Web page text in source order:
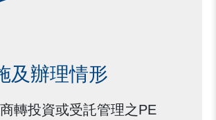
及辦理情形
轉投資或受託管理之PE